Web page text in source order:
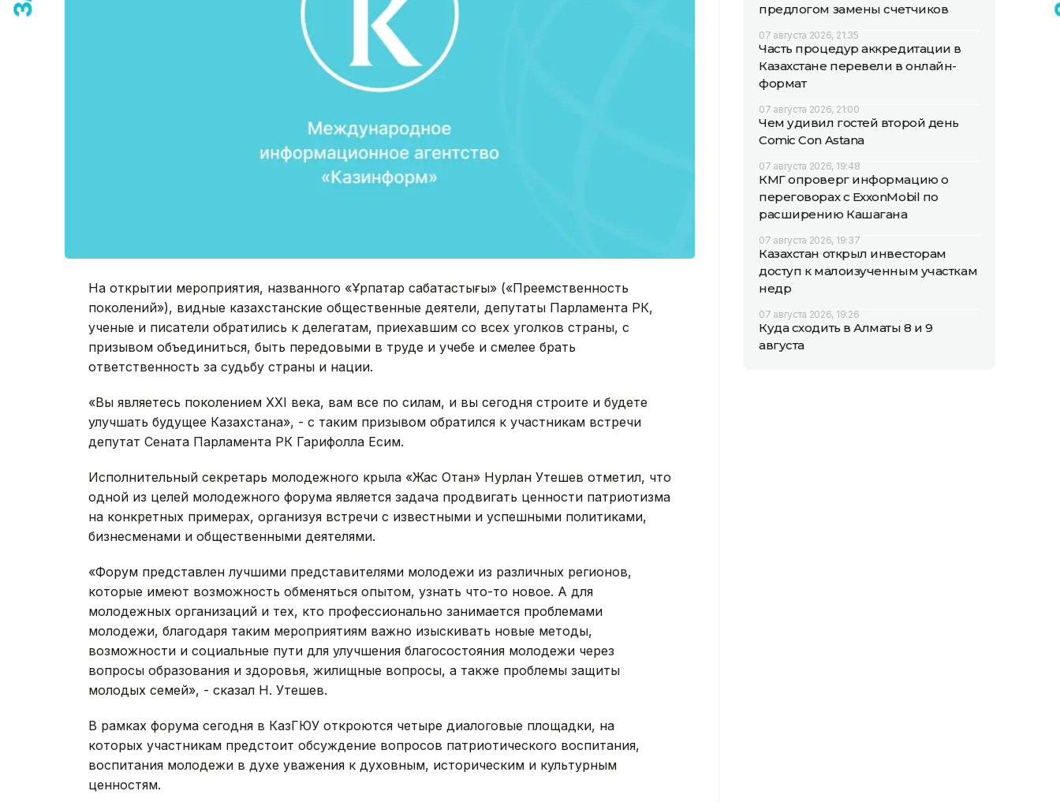
На открытии мероприятия, названного «Ұрпақтар сабақтастығы» («Преемственность
поколений»), видные казахстанские общественные деятели, депутаты Парламента РК,
ученые и писатели обратились к делегатам, приехавшим со всех уголков страны, с
призывом объединиться, быть передовыми в труде и учебе и смелее брать
ответственность за судьбу страны и нации.
«Вы являетесь поколением XXI века, вам все по силам, и вы сегодня строите и будете
улучшать будущее Казахстана», - с таким призывом обратился к участникам встречи
депутат Сената Парламента РК Гарифолла Есим.
Исполнительный секретарь молодежного крыла «Жас Отан» Нурлан Утешев отметил, что
одной из целей молодежного форума является задача продвигать ценности патриотизма
на конкретных примерах, организуя встречи с известными и успешными политиками,
бизнесменами и общественными деятелями.
«Форум представлен лучшими представителями молодежи из различных регионов,
которые имеют возможность обменяться опытом, узнать что-то новое. А для
молодежных организаций и тех, кто профессионально занимается проблемами
молодежи, благодаря таким мероприятиям важно изыскивать новые методы,
возможности и социальные пути для улучшения благосостояния молодежи через
вопросы образования и здоровья, жилищные вопросы, а также проблемы защиты
молодых семей», - сказал Н. Утешев.
В рамках форума сегодня в КазГЮУ откроются четыре диалоговые площадки, на
которых участникам предстоит обсуждение вопросов патриотического воспитания,
воспитания молодежи в духе уважения к духовным, историческим и культурным
ценностям.
предлогом замены счетчиков
07 августа 2026, 21:35
Часть процедур аккредитации в
Казахстане перевели в онлайн-
формат
07 августа 2026, 21:00
Чем удивил гостей второй день
Comic Con Astana
07 августа 2026, 19:48
КМГ опроверг информацию о
переговорах с ExxonMobil по
расширению Кашагана
07 августа 2026, 19:37
Казахстан открыл инвесторам
доступ к малоизученным участкам
недр
07 августа 2026, 19:26
Куда сходить в Алматы 8 и 9
августа